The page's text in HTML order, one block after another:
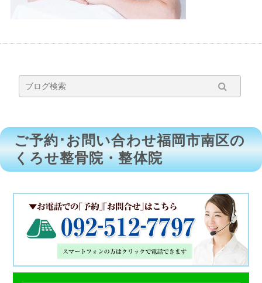
ご予約･お問い合わせ福岡市南区の
くろせ整骨院・整体院